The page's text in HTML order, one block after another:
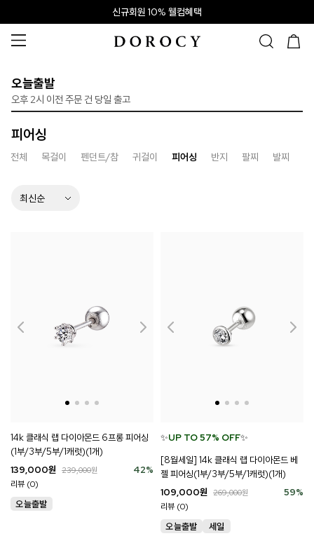
신규회원 10% 웰컴혜택
오늘출발
오후 2시 이전 주문 건 당일 출고
피어싱
전체 목걸이 펜던트/참 귀걸이 피어싱 반지 팔찌 발찌
14k 클래식 랩 다이아몬드 6프롱 피어싱
(1부/3부/5부/1캐럿)(1개)
42%
139,000원 239,000원
리뷰 (0)
✨UP TO 57% OFF✨
[8월세일] 14k 클래식 랩 다이아몬드 베
젤 피어싱(1부/3부/5부/1캐럿)(1개)
59%
109,000원 269,000원
리뷰 (0)